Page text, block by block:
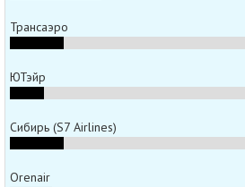
Трансаэро
ЮТэйр
Сибирь (S7 Airlines)
Orenair